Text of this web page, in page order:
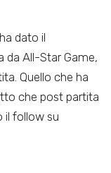
dato il
da All-Star Game,
Quello che ha
che post partita
il follow su